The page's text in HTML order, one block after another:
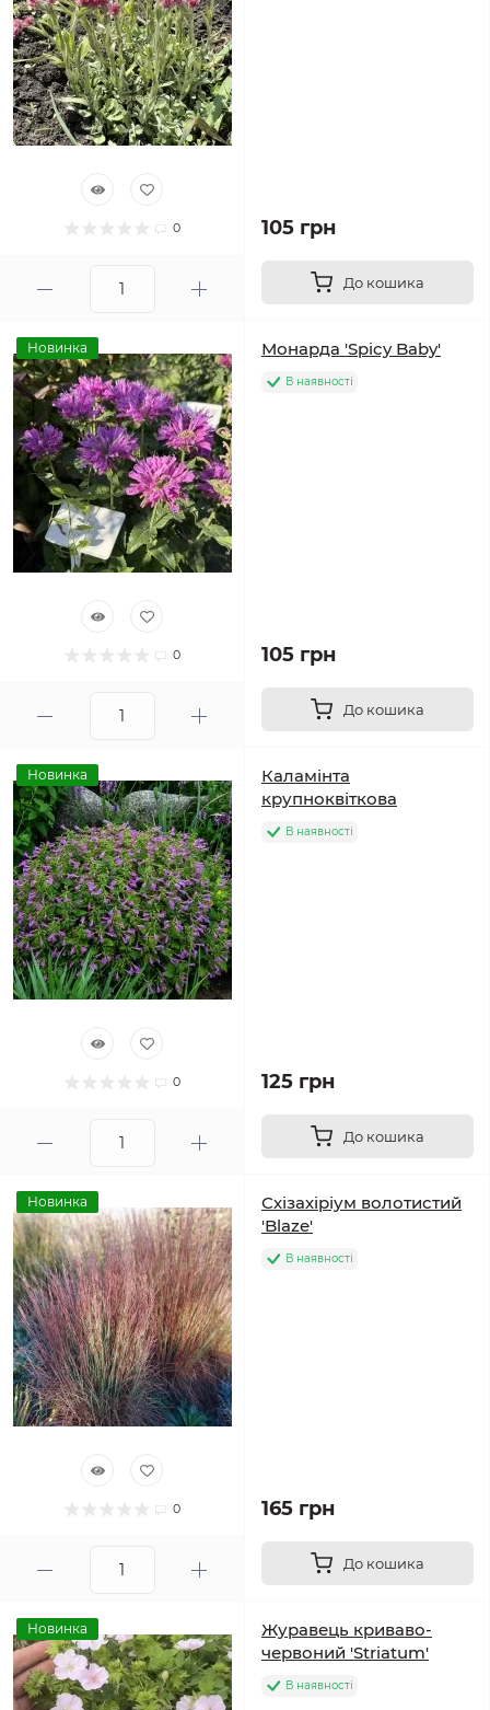
0 105 грн
До кошика
Новинка
0
Монарда 'Spicy Baby'
В наявності
105 грн
До кошика
Новинка
0
Каламінта
крупноквіткова
В наявності
125 грн
До кошика
Новинка
0
Схізахіріум волотистий
'Blaze'
В наявності
165 грн
До кошика
Новинка
Журавець криваво-
червоний 'Striatum'
В наявності